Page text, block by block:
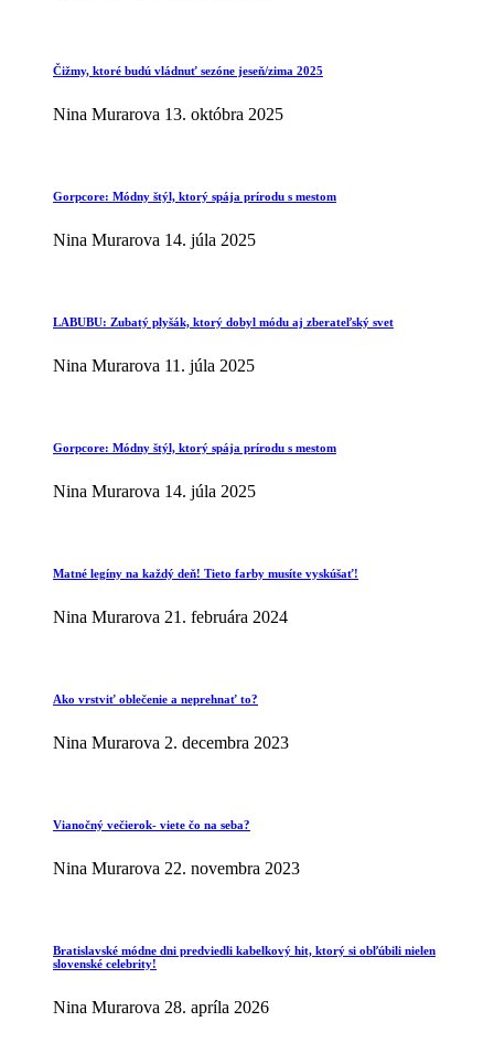
Čižmy, ktoré budú vládnuť sezóne jeseň/zima 2025
Nina Murarova 13. októbra 2025
Gorpcore: Módny štýl, ktorý spája prírodu s mestom
Nina Murarova 14. júla 2025
LABUBU: Zubatý plyšák, ktorý dobyl módu aj zberateľský svet
Nina Murarova 11. júla 2025
Gorpcore: Módny štýl, ktorý spája prírodu s mestom
Nina Murarova 14. júla 2025
Matné legíny na každý deň! Tieto farby musíte vyskúšať!
Nina Murarova 21. februára 2024
Ako vrstviť oblečenie a neprehnať to?
Nina Murarova 2. decembra 2023
Vianočný večierok- viete čo na seba?
Nina Murarova 22. novembra 2023
Bratislavské módne dni predviedli kabelkový hit, ktorý si obľúbili nielen
slovenské celebrity!
Nina Murarova 28. apríla 2026